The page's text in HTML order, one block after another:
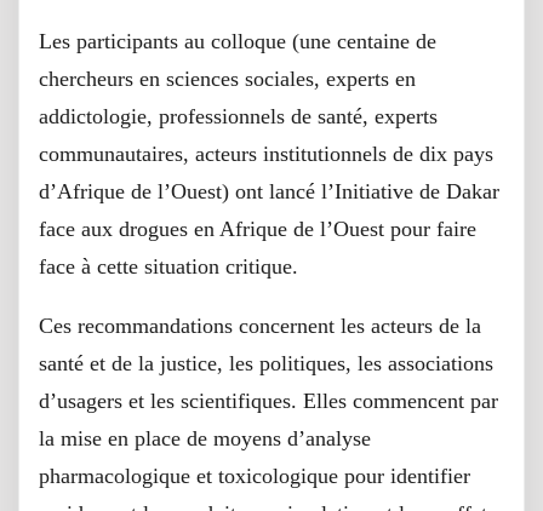
Les participants au colloque (une centaine de
chercheurs en sciences sociales, experts en
addictologie, professionnels de santé, experts
communautaires, acteurs institutionnels de dix pays
d’Afrique de l’Ouest) ont lancé l’Initiative de Dakar
face aux drogues en Afrique de l’Ouest pour faire
face à cette situation critique.
Ces recommandations concernent les acteurs de la
santé et de la justice, les politiques, les associations
d’usagers et les scientifiques. Elles commencent par
la mise en place de moyens d’analyse
pharmacologique et toxicologique pour identifier